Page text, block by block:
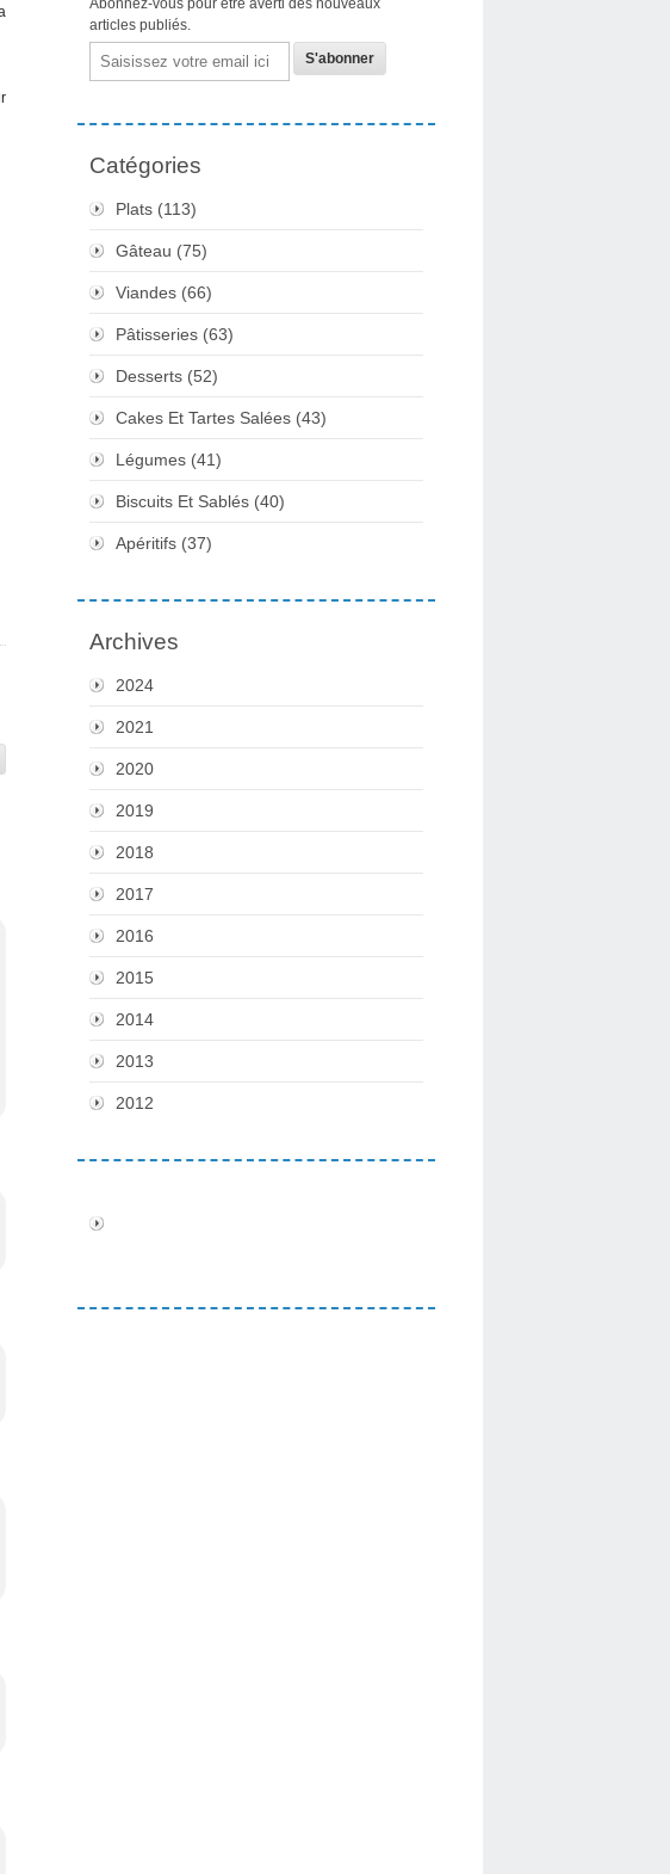
Abonnez-vous pour être averti des nouveaux
articles publiés.
Email
Catégories
Plats (113)
Gâteau (75)
Viandes (66)
Pâtisseries (63)
Desserts (52)
Cakes Et Tartes Salées (43)
Légumes (41)
Biscuits Et Sablés (40)
Apéritifs (37)
Archives
2024
2021
2020
2019
2018
2017
2016
2015
2014
2013
2012